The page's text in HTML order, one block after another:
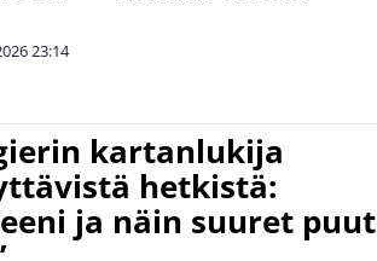
23:14
kartanlukija
hetkistä:
ja näin suuret puut